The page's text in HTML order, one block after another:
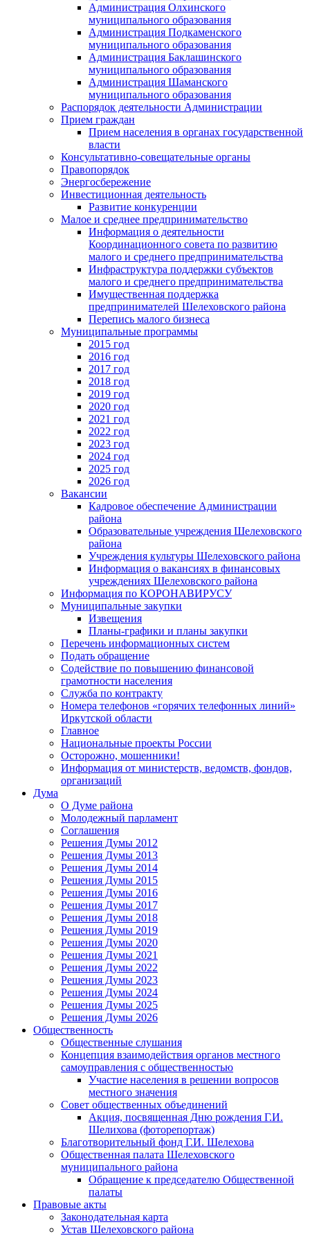
Администрация Олхинского
муниципального образования
Администрация Подкаменского
муниципального образования
Администрация Баклашинского
муниципального образования
Администрация Шаманского
муниципального образования
Распорядок деятельности Администрации
Прием граждан
Прием населения в органах государственной
власти
Консультативно-совещательные органы
Правопорядок
Энергосбережение
Инвестиционная деятельность
Развитие конкуренции
Малое и среднее предпринимательство
Информация о деятельности
Координационного совета по развитию
малого и среднего предпринимательства
Инфраструктура поддержки субъектов
малого и среднего предпринимательства
Имущественная поддержка
предпринимателей Шелеховского района
Перепись малого бизнеса
Муниципальные программы
2015 год
2016 год
2017 год
2018 год
2019 год
2020 год
2021 год
2022 год
2023 год
2024 год
2025 год
2026 год
Вакансии
Кадровое обеспечение Администрации
района
Образовательные учреждения Шелеховского
района
Учреждения культуры Шелеховского района
Информация о вакансиях в финансовых
учреждениях Шелеховского района
Информация по КОРОНАВИРУСУ
Муниципальные закупки
Извещения
Планы-графики и планы закупки
Перечень информационных систем
Подать обращение
Содействие по повышению финансовой
грамотности населения
Служба по контракту
Номера телефонов «горячих телефонных линий»
Иркутской области
Главное
Национальные проекты России
Осторожно, мошенники!
Информация от министерств, ведомств, фондов,
организаций
Дума
О Думе района
Молодежный парламент
Соглашения
Решения Думы 2012
Решения Думы 2013
Решения Думы 2014
Решения Думы 2015
Решения Думы 2016
Решения Думы 2017
Решения Думы 2018
Решения Думы 2019
Решения Думы 2020
Решения Думы 2021
Решения Думы 2022
Решения Думы 2023
Решения Думы 2024
Решения Думы 2025
Решения Думы 2026
Общественность
Общественные слушания
Концепция взаимодействия органов местного
самоуправления с общественностью
Участие населения в решении вопросов
местного значения
Совет общественных объединений
Акция, посвященная Дню рождения Г.И.
Шелихова (фоторепортаж)
Благотворительный фонд Г.И. Шелехова
Общественная палата Шелеховского
муниципального района
Обращение к председателю Общественной
палаты
Правовые акты
Законодательная карта
Устав Шелеховского района